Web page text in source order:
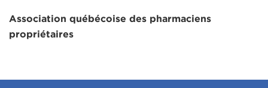
Association québécoise des pharmaciens
propriétaires